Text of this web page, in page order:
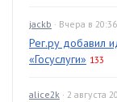
jackb · Вчера в 20:36
Рег.ру добавил
«Госуслуги» 133
alice2k · 2 августа